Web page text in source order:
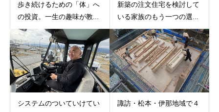
歩き続けるための「体」へ
の投資。一生の趣味が教...
新築の注文住宅を検討して
いる家族のもう一つの選...
システムのついていけてい
諏訪・松本・伊那地域で４